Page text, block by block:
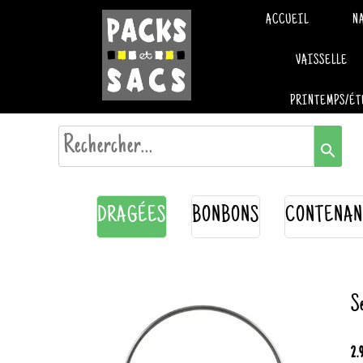
ACCUEIL
VAISSELLE
PRINTEMPS/
search
DRAGÉES BONBONS